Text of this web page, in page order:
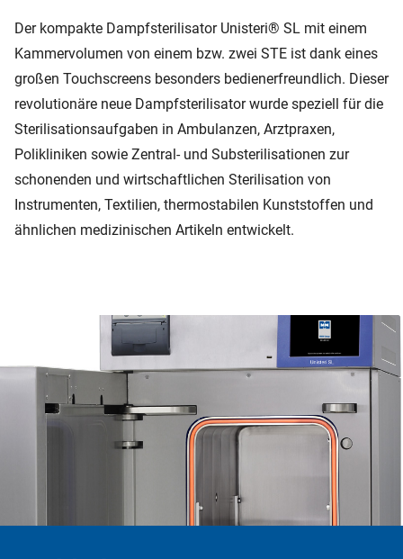
Der kompakte Dampfsterilisator Unisteri® SL mit einem
Kammervolumen von einem bzw. zwei STE ist dank eines
großen Touchscreens besonders bedienerfreundlich. Dieser
revolutionäre neue Dampfsterilisator wurde speziell für die
Sterilisationsaufgaben in Ambulanzen, Arztpraxen,
Polikliniken sowie Zentral- und Substerilisationen zur
schonenden und wirtschaftlichen Sterilisation von
Instrumenten, Textilien, thermostabilen Kunststoffen und
ähnlichen medizinischen Artikeln entwickelt.